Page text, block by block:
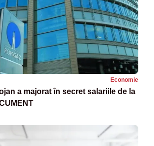
Economie
a majorat în secret salariile de la